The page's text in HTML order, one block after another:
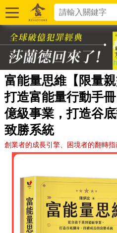
富能量思維【限量
打造富能量行動手
億級事業，打造谷
致勝系統
創業者的成長引擎、困境者的翻轉